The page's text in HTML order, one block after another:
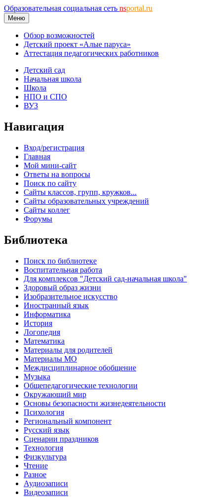
Образовательная социальная сеть nsportal.ru
Меню
Обзор возможностей
Детский проект «Алые паруса»
Аттестация педагогических работников
Детский сад
Начальная школа
Школа
НПО и СПО
ВУЗ
Навигация
Вход/регистрация
Главная
Мой мини-сайт
Ответы на вопросы
Поиск по сайту
Сайты классов, групп, кружков...
Сайты образовательных учреждений
Сайты коллег
Форумы
Библиотека
Поиск по библиотеке
Воспитательная работа
Для комплексов "Детский сад-начальная школа"
Здоровый образ жизни
Изобразительное искусство
Иностранный язык
Информатика
История
Логопедия
Математика
Материалы для родителей
Материалы МО
Междисциплинарное обобщение
Музыка
Общепедагогические технологии
Окружающий мир
Основы безопасности жизнедеятельности
Психология
Региональный компонент
Русский язык
Сценарии праздников
Технология
Физкультура
Чтение
Разное
Аудиозаписи
Видеозаписи